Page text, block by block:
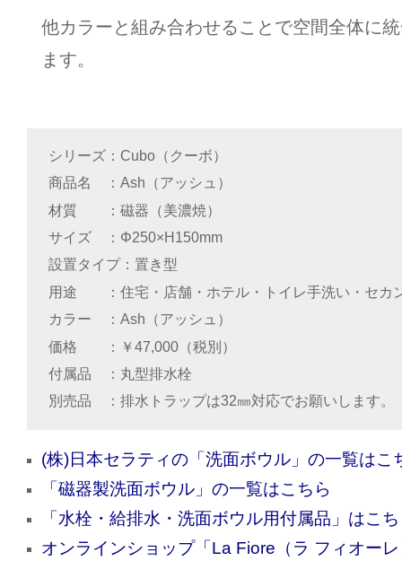
他カラーと組み合わせることで空間全体に
ます。
シリーズ
Cubo（クーボ）
商品名
Ash（アッシュ）
材質
磁器（美濃焼）
サイズ
Φ250×H150mm
設置タイプ
置き型
用途
住宅・店舗・ホテル・トイレ手洗い・セカ
カラー
Ash（アッシュ）
価格
￥47,000（税別）
付属品
丸型排水栓
別売品
排水トラップは32㎜対応でお願いします。
(株)日本セラティの「洗面ボウル」の一覧はこ
「磁器製洗面ボウル」の一覧はこちら
「水栓・給排水・洗面ボウル用付属品」はこ
オンラインショップ「La Fiore（ラ フィオー